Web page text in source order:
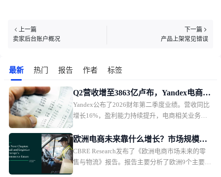
上一篇
卖家后台账户概况
下一篇
产品上架常见错误
最新 热门 报告 作者 标签
Q2营收增至3863亿卢布，Yandex电商业
务首次盈利
Yandex公布了2026财年第二季度业绩。营收同比
增长16%，盈利能力持续提升，电商相关业务首
欧洲电商未来靠什么增长？市场规模、
品类与物流全面解析
CBRE Research发布了《欧洲电商市场未来的零
售与物流》报告。报告主要分析了欧洲9个主要市